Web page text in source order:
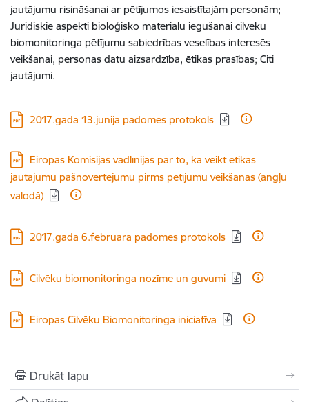
jautājumu risināšanai ar pētījumos iesaistītajām personām;
Juridiskie aspekti bioloģisko materiālu iegūšanai cilvēku
biomonitoringa pētījumu sabiedrības veselības interesēs
veikšanai, personas datu aizsardzība, ētikas prasības; Citi
jautājumi.
Lejupielādēt:
2017.gada 13.jūnija padomes protokols
Lejupielādēt:
Eiropas Komisijas vadlīnijas par to, kā veikt ētikas
jautājumu pašnovērtējumu pirms pētījumu veikšanas (angļu
valodā)
Lejupielādēt:
2017.gada 6.februāra padomes protokols
Lejupielādēt:
Cilvēku biomonitoringa nozīme un guvumi
Lejupielādēt:
Eiropas Cilvēku Biomonitoringa iniciatīva
Drukāt lapu